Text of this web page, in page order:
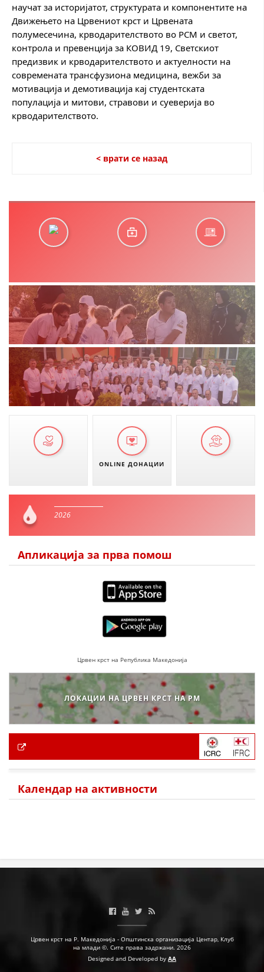
научат за историјатот, структурата и компонентите на
Движењето на Црвениот крст и Црвената
полумесечина, крводарителството во РСМ и светот,
контрола и превенција за КОВИД 19, Светскиот
предизвик и крводарителството и актуелности на
современата трансфузиона медицина, вежби за
мотивација и демотивација кај студентската
популација и митови, стравови и суеверија во
крводарителството.
< врати се назад
ONLINE ДОНАЦИИ
2026
Апликација за прва помош
Црвен крст на Република Македонија
ЛОКАЦИИ НА ЦРВЕН КРСТ НА РМ
Календар на активности
Црвен крст на Р. Македонија - Општинска организација Центар, Клуб
на млади ©. Сите права задржани. 2026
Designed and Developed by AA